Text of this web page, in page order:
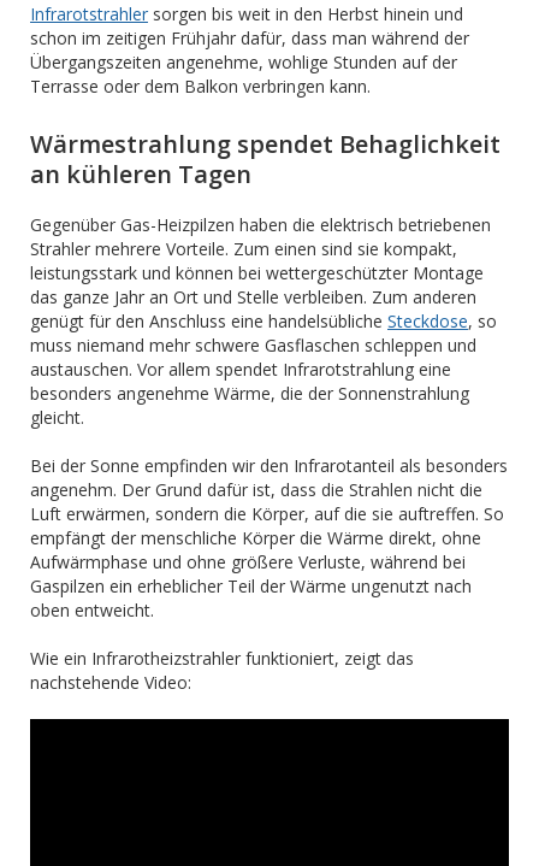
Infrarotstrahler sorgen bis weit in den Herbst hinein und
schon im zeitigen Frühjahr dafür, dass man während der
Übergangszeiten angenehme, wohlige Stunden auf der
Terrasse oder dem Balkon verbringen kann.
Wärmestrahlung spendet Behaglichkeit
an kühleren Tagen
Gegenüber Gas-Heizpilzen haben die elektrisch betriebenen
Strahler mehrere Vorteile. Zum einen sind sie kompakt,
leistungsstark und können bei wettergeschützter Montage
das ganze Jahr an Ort und Stelle verbleiben. Zum anderen
genügt für den Anschluss eine handelsübliche Steckdose, so
muss niemand mehr schwere Gasflaschen schleppen und
austauschen. Vor allem spendet Infrarotstrahlung eine
besonders angenehme Wärme, die der Sonnenstrahlung
gleicht.
Bei der Sonne empfinden wir den Infrarotanteil als besonders
angenehm. Der Grund dafür ist, dass die Strahlen nicht die
Luft erwärmen, sondern die Körper, auf die sie auftreffen. So
empfängt der menschliche Körper die Wärme direkt, ohne
Aufwärmphase und ohne größere Verluste, während bei
Gaspilzen ein erheblicher Teil der Wärme ungenutzt nach
oben entweicht.
Wie ein Infrarotheizstrahler funktioniert, zeigt das
nachstehende Video: